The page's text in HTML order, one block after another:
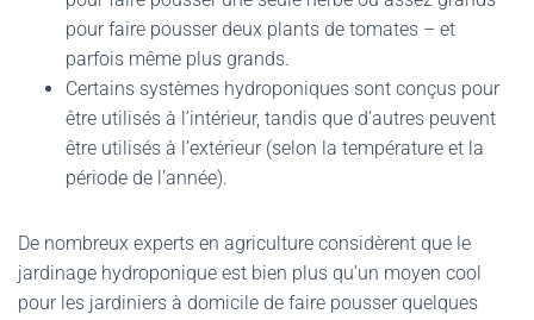
pour faire pousser deux plants de tomates – et
parfois même plus grands.
Certains systèmes hydroponiques sont conçus pour
être utilisés à l’intérieur, tandis que d’autres peuvent
être utilisés à l’extérieur (selon la température et la
période de l’année).
De nombreux experts en agriculture considèrent que le
jardinage hydroponique est bien plus qu’un moyen cool
pour les jardiniers à domicile de faire pousser quelques